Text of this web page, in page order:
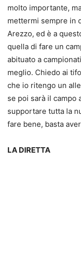
molto importante,
mettermi sempre in
Arezzo, ed è a
quella di fare un
abituato a
meglio. Chiedo ai
che io ritengo un
se poi sarà il campo
supportare tutta la
fare bene, basta
LA DIRETTA